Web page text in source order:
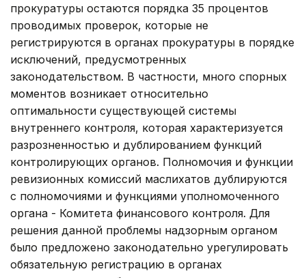
прокуратуры остаются порядка 35 процентов
проводимых проверок, которые не
регистрируются в органах прокуратуры в порядке
исключений, предусмотренных
законодательством. В частности, много спорных
моментов возникает относительно
оптимальности существующей системы
внутреннего контроля, которая характеризуется
разрозненностью и дублированием функций
контролирующих органов. Полномочия и функции
ревизионных комиссий маслихатов дублируются
с полномочиями и функциями уполномоченного
органа - Комитета финансового контроля. Для
решения данной проблемы надзорным органом
было предложено законодательно урегулировать
обязательную регистрацию в органах